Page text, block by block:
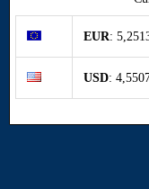
EUR:
USD: